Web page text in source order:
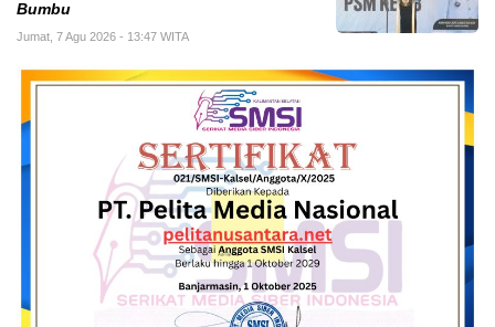
Bumbu
Jumat, 7 Agu 2026 - 13:47 WITA